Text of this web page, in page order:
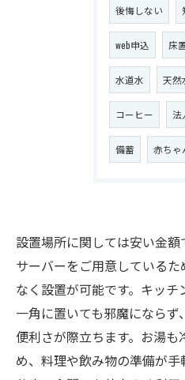
後悔しない
web申込 床
水道水 天然
コーヒー 法
備蓄 赤ちゃ
設置場所に関しては安い金
サーバーをご用意している
なく設置が可能です。キッ
一角に置いても邪魔になら
便利さが際立ちます。お湯
め、料理や飲み物の準備が